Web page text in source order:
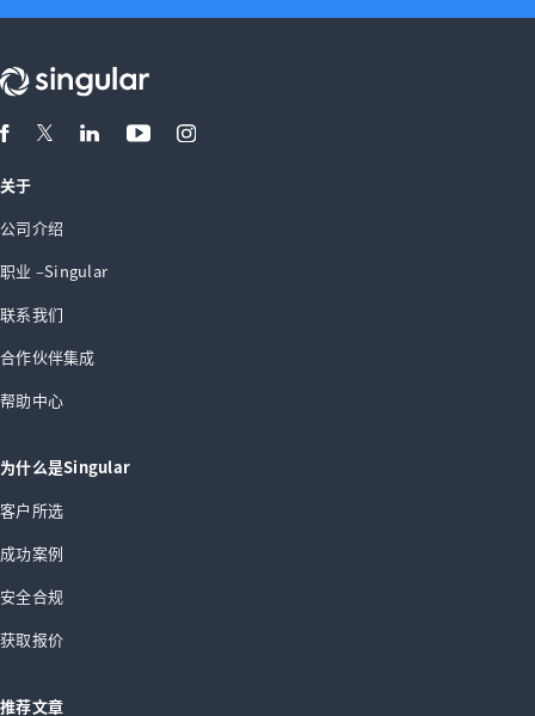
关于
公司介绍
职业 –Singular
联系我们
合作伙伴集成
帮助中心
为什么是Singular
客户所选
成功案例
安全合规
获取报价
推荐文章